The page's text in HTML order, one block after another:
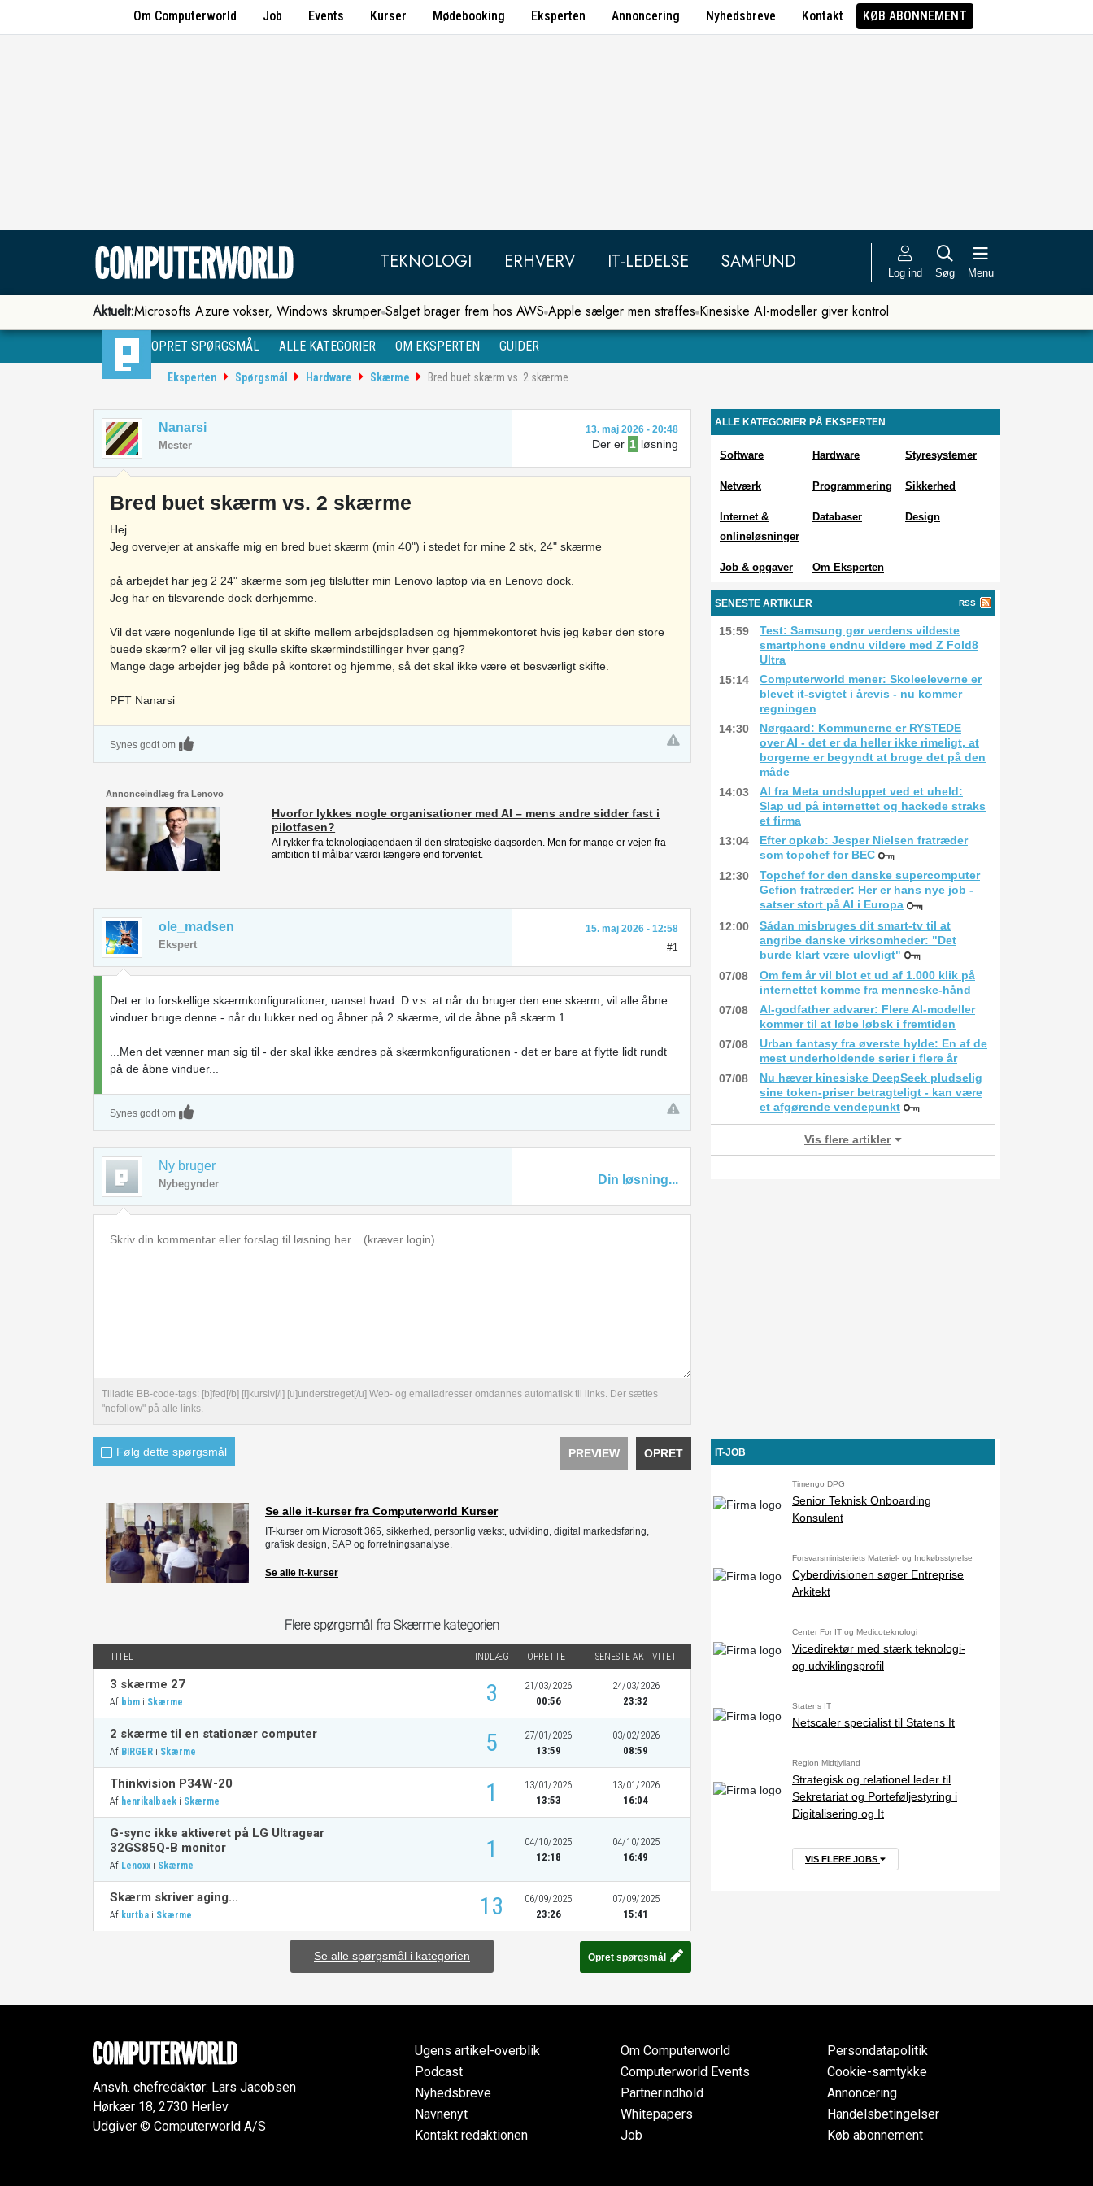
Om Computerworld Job Events Kurser Mødebooking Eksperten Annoncering Nyhedsbreve Kontakt KØB ABONNEMENT
TEKNOLOGI ERHVERV IT-LEDELSE SAMFUND Log ind Søg Menu
Aktuelt:Microsofts Azure vokser, Windows skrumper Salget brager frem hos AWS Apple sælger men straffes Kinesiske AI-modeller giver kontrol
OPRET SPØRGSMÅL ALLE KATEGORIER OM EKSPERTEN GUIDER
Eksperten Spørgsmål Hardware Skærme Bred buet skærm vs. 2 skærme
Nanarsi
Mester
13. maj 2026 - 20:48
Der er 1 løsning
Bred buet skærm vs. 2 skærme
Hej
Jeg overvejer at anskaffe mig en bred buet skærm (min 40") i stedet for mine 2 stk, 24" skærme
på arbejdet har jeg 2 24" skærme som jeg tilslutter min Lenovo laptop via en Lenovo dock.
Jeg har en tilsvarende dock derhjemme.
Vil det være nogenlunde lige til at skifte mellem arbejdspladsen og hjemmekontoret hvis jeg køber den store
buede skærm? eller vil jeg skulle skifte skærmindstillinger hver gang?
Mange dage arbejder jeg både på kontoret og hjemme, så det skal ikke være et besværligt skifte.
PFT Nanarsi
Synes godt om
Annonceindlæg fra Lenovo
Hvorfor lykkes nogle organisationer med AI – mens andre sidder fast i
pilotfasen?
AI rykker fra teknologiagendaen til den strategiske dagsorden. Men for mange er vejen fra
ambition til målbar værdi længere end forventet.
ole_madsen
Ekspert
15. maj 2026 - 12:58
#1
Det er to forskellige skærmkonfigurationer, uanset hvad. D.v.s. at når du bruger den ene skærm, vil alle åbne
vinduer bruge denne - når du lukker ned og åbner på 2 skærme, vil de åbne på skærm 1.
...Men det vænner man sig til - der skal ikke ændres på skærmkonfigurationen - det er bare at flytte lidt rundt
på de åbne vinduer...
Synes godt om
Ny bruger
Nybegynder Din løsning...
Tilladte BB-code-tags: [b]fed[/b] [i]kursiv[/i] [u]understreget[/u] Web- og emailadresser omdannes automatisk til links. Der sættes
"nofollow" på alle links.
Følg dette spørgsmål OPRET
PREVIEW
Se alle it-kurser fra Computerworld Kurser
IT-kurser om Microsoft 365, sikkerhed, personlig vækst, udvikling, digital markedsføring,
grafisk design, SAP og forretningsanalyse.
Se alle it-kurser
Flere spørgsmål fra Skærme kategorien
TITEL INDLÆG OPRETTET SENESTE AKTIVITET
3 skærme 27
Af bbm i Skærme 3
21/03/2026
00:56
24/03/2026
23:32
2 skærme til en stationær computer
Af BIRGER i Skærme 5
27/01/2026
13:59
03/02/2026
08:59
Thinkvision P34W-20
Af henrikalbaek i Skærme 1
13/01/2026
13:53
13/01/2026
16:04
G-sync ikke aktiveret på LG Ultragear
32GS85Q-B monitor
Af Lenoxx i Skærme
1
04/10/2025
12:18
04/10/2025
16:49
Skærm skriver aging...
Af kurtba i Skærme 13
06/09/2025
23:26
07/09/2025
15:41
Se alle spørgsmål i kategorien Opret spørgsmål
ALLE KATEGORIER PÅ EKSPERTEN
Software Hardware Styresystemer
Netværk Programmering Sikkerhed
Internet &
onlineløsninger
Databaser Design
Job & opgaver Om Eksperten
SENESTE ARTIKLER RSS
15:59
Test: Samsung gør verdens vildeste
smartphone endnu vildere med Z Fold8
Ultra
15:14
Computerworld mener: Skoleeleverne er
blevet it-svigtet i årevis - nu kommer
regningen
14:30
Nørgaard: Kommunerne er RYSTEDE
over AI - det er da heller ikke rimeligt, at
borgerne er begyndt at bruge det på den
måde
14:03
AI fra Meta undsluppet ved et uheld:
Slap ud på internettet og hackede straks
et firma
13:04
Efter opkøb: Jesper Nielsen fratræder
som topchef for BEC
12:30
Topchef for den danske supercomputer
Gefion fratræder: Her er hans nye job -
satser stort på AI i Europa
12:00
Sådan misbruges dit smart-tv til at
angribe danske virksomheder: "Det
burde klart være ulovligt"
07/08
Om fem år vil blot et ud af 1.000 klik på
internettet komme fra menneske-hånd
07/08
AI-godfather advarer: Flere AI-modeller
kommer til at løbe løbsk i fremtiden
07/08
Urban fantasy fra øverste hylde: En af de
mest underholdende serier i flere år
07/08
Nu hæver kinesiske DeepSeek pludselig
sine token-priser betragteligt - kan være
et afgørende vendepunkt
Vis flere artikler
IT-JOB
Timengo DPG
Senior Teknisk Onboarding
Konsulent
Forsvarsministeriets Materiel- og Indkøbsstyrelse
Cyberdivisionen søger Entreprise
Arkitekt
Center For IT og Medicoteknologi
Vicedirektør med stærk teknologi-
og udviklingsprofil
Statens IT
Netscaler specialist til Statens It
Region Midtjylland
Strategisk og relationel leder til
Sekretariat og Porteføljestyring i
Digitalisering og It
VIS FLERE JOBS
Ansvh. chefredaktør: Lars Jacobsen
Hørkær 18, 2730 Herlev
Udgiver © Computerworld A/S
Ugens artikel-overblik
Podcast
Nyhedsbreve
Navnenyt
Kontakt redaktionen
Om Computerworld
Computerworld Events
Partnerindhold
Whitepapers
Job
Persondatapolitik
Cookie-samtykke
Annoncering
Handelsbetingelser
Køb abonnement